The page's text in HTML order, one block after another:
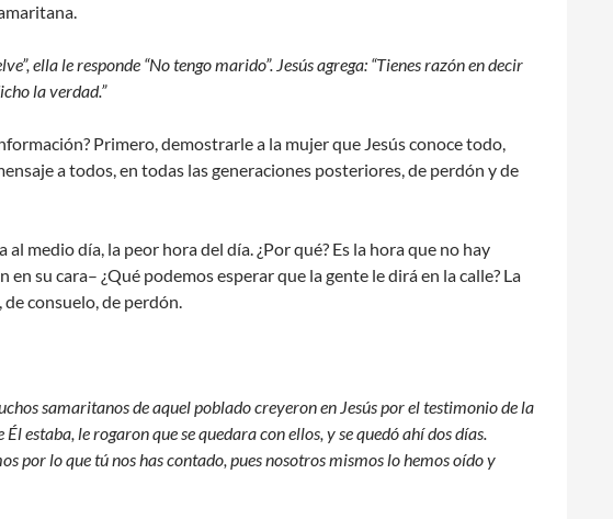
ella le responde “No tengo marido”. Jesús agrega: “Tienes razón en decir
la verdad.”
Primero, demostrarle a la mujer que Jesús conoce todo,
a todos, en todas las generaciones posteriores, de perdón y de
medio día, la peor hora del día. ¿Por qué? Es la hora que no hay
su cara– ¿Qué podemos esperar que la gente le dirá en la calle? La
consuelo, de perdón.
samaritanos de aquel poblado creyeron en Jesús por el testimonio de la
estaba, le rogaron que se quedara con ellos, y se quedó ahí dos días.
por lo que tú nos has contado, pues nosotros mismos lo hemos oído y